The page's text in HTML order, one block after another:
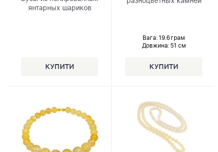
янтарных шариков
Вага: 19.6 грам
Довжина: 51 см